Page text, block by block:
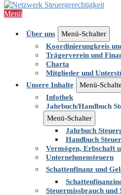
Menü
Über uns
Menü-Schalter
Koordinierungkreis
Trägerverein und
Charta
Mitglieder und
Unsere Inhalte
Menü-
Infothek
Jahrbuch/Handbuch
Menü-Schalter
Jahrbuch
Handbuch
Vermögen, Erbschaft
Unternehmensteuern
Schattenfinanz und
Steuermissbrauch und